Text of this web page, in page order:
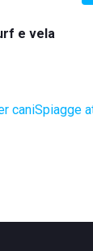
e vela
caniSpiagge